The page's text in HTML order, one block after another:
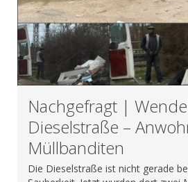
Nachgefragt |
Dieselstraße –
Müllbanditen
Die Dieselstraße ist nicht gerade